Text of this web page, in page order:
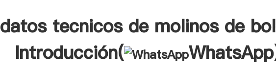
datos tecnicos de molinos de
Introducción(
WhatsApp